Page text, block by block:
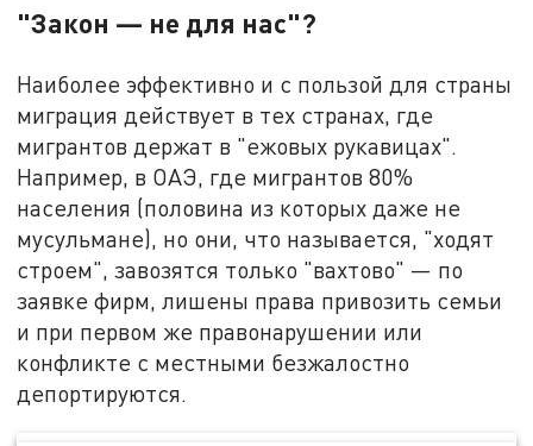
"Закон — не для нас"?
Наиболее эффективно и с пользой для страны
миграция действует в тех странах, где
мигрантов держат в "ежовых рукавицах".
Например, в ОАЭ, где мигрантов 80%
населения (половина из которых даже не
мусульмане), но они, что называется, "ходят
строем", завозятся только "вахтово" — по
заявке фирм, лишены права привозить семьи
и при первом же правонарушении или
конфликте с местными безжалостно
депортируются.